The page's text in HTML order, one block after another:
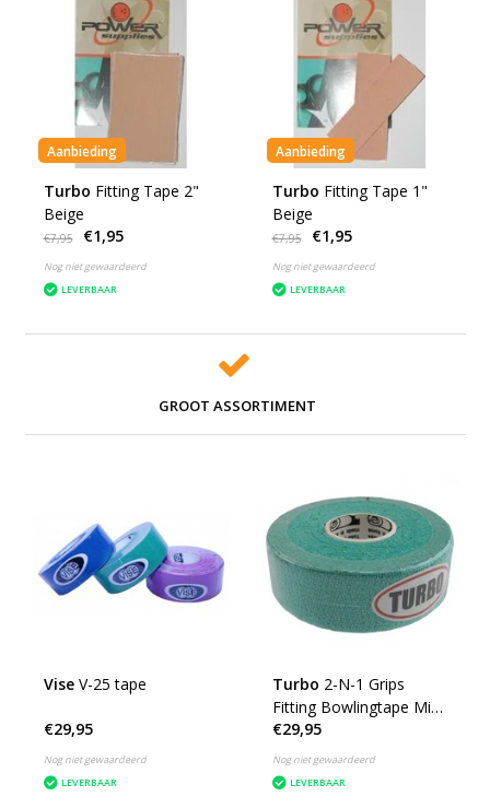
Aanbieding
Turbo Fitting Tape 2"
Beige
€7,95 €1,95
Nog niet gewaardeerd
LEVERBAAR
Aanbieding
Turbo Fitting Tape 1"
Beige
€7,95 €1,95
Nog niet gewaardeerd
LEVERBAAR
GROOT ASSORTIMENT
Vise V-25 tape
€29,95
Nog niet gewaardeerd
LEVERBAAR
Turbo 2-N-1 Grips
Fitting Bowlingtape Mint
Course
€29,95
Nog niet gewaardeerd
LEVERBAAR